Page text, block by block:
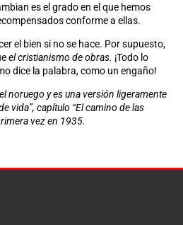
es el grado en el que hemos
conforme a ellas.
el bien si no se hace. Por supuesto,
el cristianismo de obras. ¡Todo lo
dice la palabra, como un engaño!
noruego y es una versión ligeramente
vida”, capítulo “El camino de las
vez en 1935.